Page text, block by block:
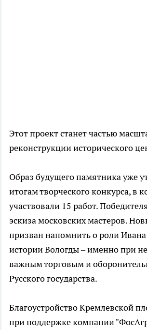
Этот проект станет частью
реконструкции исторического
Образ будущего памятника уже
итогам творческого конкурса, в
участвовали 15 работ.
эскиза московских мастеров.
призван напомнить о роли Ивана
истории Вологды – именно при
важным торговым и
Русского государства.
Благоустройство Кремлевской
при поддержке компании